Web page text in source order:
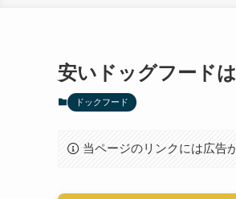
安いドッグフード
ドックフード
当ページのリンクには広告